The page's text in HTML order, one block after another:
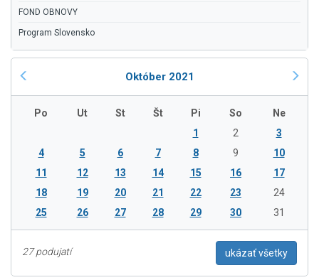
FOND OBNOVY
Program Slovensko
Október 2021
Po Ut St Št Pi So
Ne
1
2
3
4
5 6 7 8 9
10
11
12 13 14 15 16
17
18
19 20 21 22 23
24
25
26 27 28 29 30 31
27 podujatí ukázať všetky